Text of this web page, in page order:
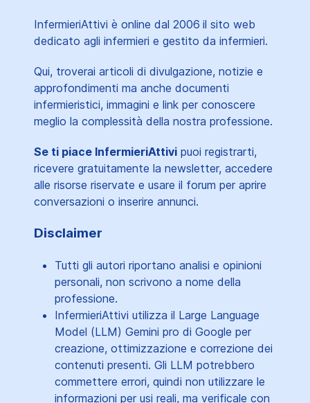
InfermieriAttivi è online dal 2006 il sito web
dedicato agli infermieri e gestito da infermieri.
Qui, troverai articoli di divulgazione, notizie e
approfondimenti ma anche documenti
infermieristici, immagini e link per conoscere
meglio la complessità della nostra professione.
Se ti piace InfermieriAttivi puoi registrarti,
ricevere gratuitamente la newsletter, accedere
alle risorse riservate e usare il forum per aprire
conversazioni o inserire annunci.
Disclaimer
Tutti gli autori riportano analisi e opinioni
personali, non scrivono a nome della
professione.
InfermieriAttivi utilizza il Large Language
Model (LLM) Gemini pro di Google per
creazione, ottimizzazione e correzione dei
contenuti presenti. Gli LLM potrebbero
commettere errori, quindi non utilizzare le
informazioni per usi reali, ma verificale con